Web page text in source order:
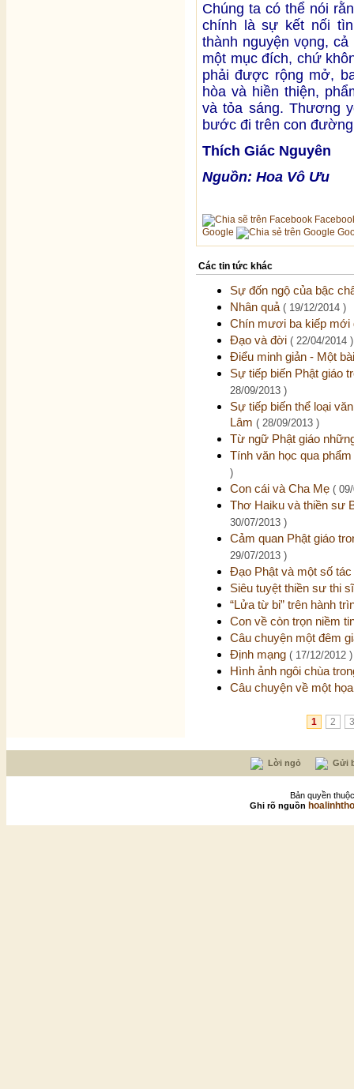
Chúng ta có thể nói
chính là sự kết nối
thành nguyện vọng,
một mục đích, chứ
phải được rộng mở,
hòa và hiền thiện,
và tỏa sáng. Thương
bước đi trên con
Thích Giác Nguyên
Nguồn: Hoa Vô Ưu
Google
Các tin tức khác
Sự đốn ngộ của bậc
Nhân quả ( 19/12/2014 )
Chín mươi ba kiếp mới
Đạo và đời ( 22/04/2014 )
Điểu minh giản - Một
Sự tiếp biến Phật giáo
28/09/2013 )
Sự tiếp biến thể loại
Lâm ( 28/09/2013 )
Từ ngữ Phật giáo
Tính văn học qua
)
Con cái và Cha Mẹ (
Thơ Haiku và thiền sư
30/07/2013 )
Cảm quan Phật giáo
29/07/2013 )
Đạo Phật và một số
Siêu tuyệt thiền sư thi
“Lửa từ bi” trên hành
Con về còn trọn niềm
Câu chuyện một đêm
Định mạng ( 17/12/2012 )
Hình ảnh ngôi chùa
Câu chuyện về một
1 2 3
Lời ngỏ Gửi
Bản quyền
Ghi rõ nguồn